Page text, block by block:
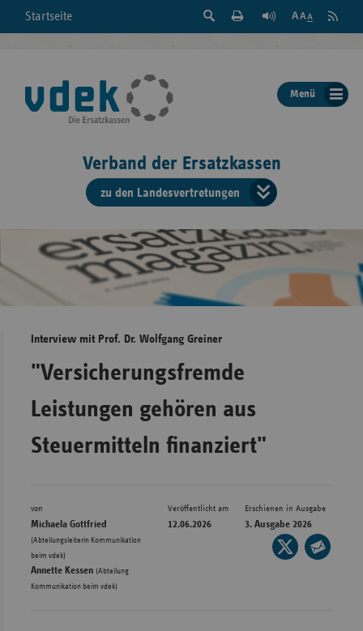
Startseite
Suche
der
Seite
Feed
Menü
Verband der Ersatzkassen
zu den Landesvertretungen
der
Interview mit Prof. Dr. Wolfgang Greiner
"Versicherungsfremde
Leistungen gehören aus
Steuermitteln finanziert"
von
Michaela Gottfried
(Abteilungsleiterin Kommunikation
beim vdek),
Annette Kessen (Abteilung
Kommunikation beim vdek)
Veröffentlicht am
12.06.2026
Erschienen in Ausgabe
3. Ausgabe 2026
Seite
auf